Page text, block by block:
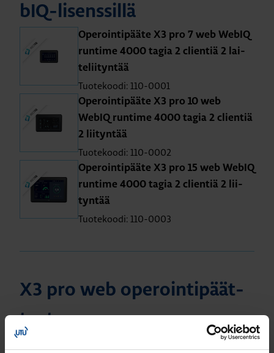
bIQ-li­sens­sil­lä
Ope­roin­ti­pää­te X3 pro 7 web WebIQ
run­ti­me 4000 tagia 2 clien­tiä 2 lai­
te­lii­tyn­tää
Tuotekoodi: 110-0001
Ope­roin­ti­pää­te X3 pro 10 web
WebIQ run­ti­me 4000 tagia 2 clien­tiä
2 lii­tyn­tää
Tuotekoodi: 110-0002
Ope­roin­ti­pää­te X3 pro 15 web WebIQ
run­ti­me 4000 tagia 2 clien­tiä 2 lii­
tyn­tää
Tuotekoodi: 110-0003
X3 pro web ope­roin­ti­päät­
teet
Ope­roin­ti­pää­te X3 pro 7 web HTML5